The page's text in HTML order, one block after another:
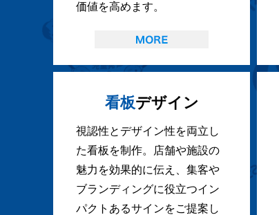
価値を高めます。
看板デザイン
視認性とデザイン性を両立し
た看板を制作。店舗や施設の
魅力を効果的に伝え、集客や
ブランディングに役立つイン
パクトあるサインをご提案し